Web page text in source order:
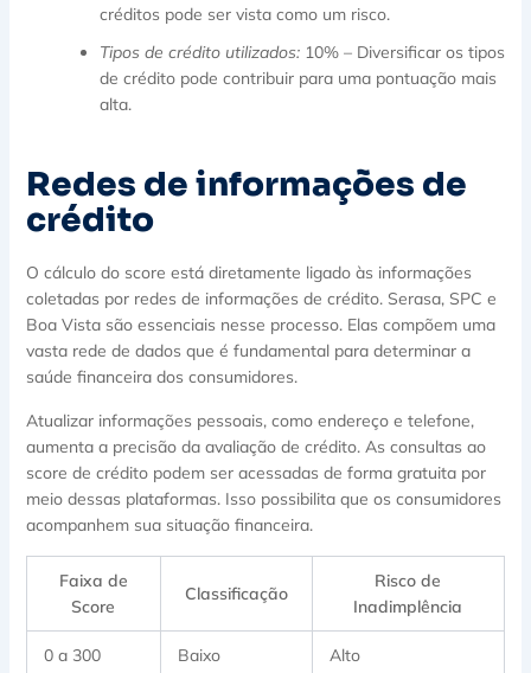
créditos pode ser vista como um risco.
Tipos de crédito utilizados:10% – Diversificar os tipos
de crédito pode contribuir para uma pontuação mais
alta.
Redes de informações de
crédito
O cálculo do score está diretamente ligado às informações
coletadas por redes de informações de crédito. Serasa, SPC e
Boa Vista são essenciais nesse processo. Elas compõem uma
vasta rede de dados que é fundamental para determinar a
saúde financeira dos consumidores.
Atualizar informações pessoais, como endereço e telefone,
aumenta a precisão da avaliação de crédito. As consultas ao
score de crédito podem ser acessadas de forma gratuita por
meio dessas plataformas. Isso possibilita que os consumidores
acompanhem sua situação financeira.
Faixa de
Score
Classificação
Risco de
Inadimplência
0 a 300 Baixo Alto